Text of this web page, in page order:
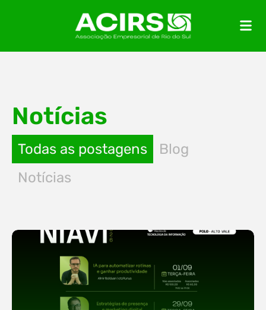
Notícias
Todas as postagens
Blog
Notícias